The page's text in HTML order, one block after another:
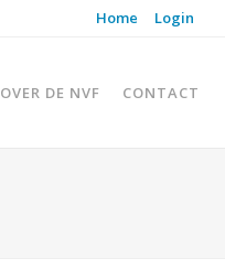
Home Login
OVER DE NVF CONTACT